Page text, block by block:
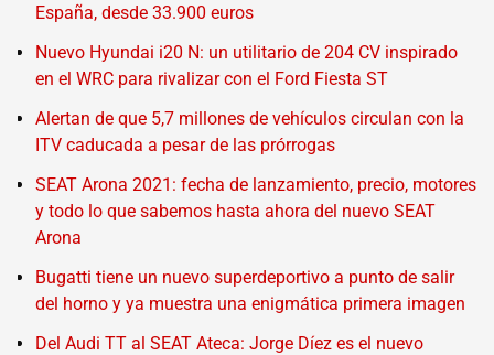
España, desde 33.900 euros
Nuevo Hyundai i20 N: un utilitario de 204 CV inspirado
en el WRC para rivalizar con el Ford Fiesta ST
Alertan de que 5,7 millones de vehículos circulan con la
ITV caducada a pesar de las prórrogas
SEAT Arona 2021: fecha de lanzamiento, precio, motores
y todo lo que sabemos hasta ahora del nuevo SEAT
Arona
Bugatti tiene un nuevo superdeportivo a punto de salir
del horno y ya muestra una enigmática primera imagen
Del Audi TT al SEAT Ateca: Jorge Díez es el nuevo